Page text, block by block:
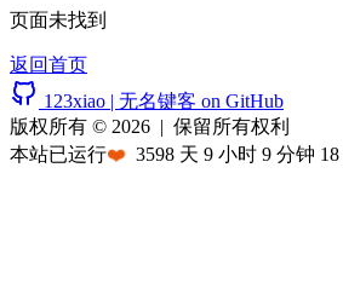
页面未找到
返回首页
123xiao | 无名键客 on GitHub
版权所有 © 2026 | 保留所有权利
本站已运行❤️ 3598 天 9 小时 9 分钟 18